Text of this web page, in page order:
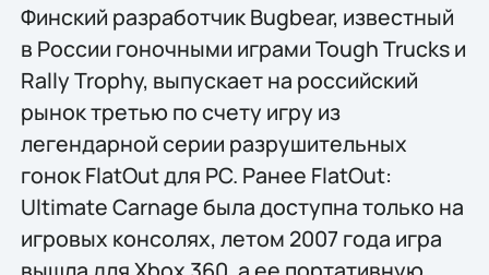
Финский разработчик Bugbear, известный
в России гоночными играми Tough Trucks и
Rally Trophy, выпускает на российский
рынок третью по счету игру из
легендарной серии разрушительных
гонок FlatOut для PC. Ранее FlatOut:
Ultimate Carnage была доступна только на
игровых консолях, летом 2007 года игра